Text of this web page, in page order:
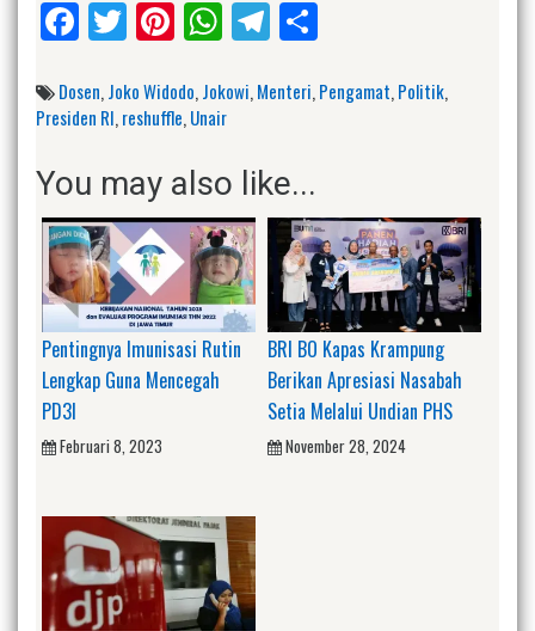
Facebook
Twitter
Pinterest
WhatsApp
Telegram
Dosen,Joko Widodo,Jokowi,Menteri,Pengamat,Politik,
Presiden RI,reshuffle,Unair
You may also like...
Pentingnya Imunisasi Rutin
Lengkap Guna Mencegah
PD3I
Februari 8, 2023
BRI BO Kapas Krampung
Berikan Apresiasi Nasabah
Setia Melalui Undian PHS
November 28, 2024